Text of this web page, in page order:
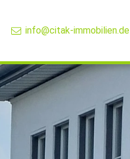
info@citak-immobilien.de